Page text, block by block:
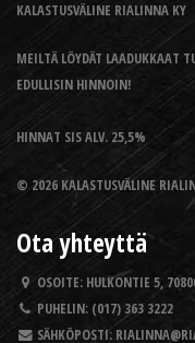
KALASTUSVÄLINE RIALINNA KY
MEILTÄ LÖYDÄT LAADUKKAAT
EDULLISIN HINNOIN!
HINNAT SIS ALV. 25,5%
© 2026 KALASTUSVÄLINE
Ota yhteyttä
OSOITE: HULKONTIE 5,
PUHELIN: (017) 363 3222
SÄHKÖPOSTI: